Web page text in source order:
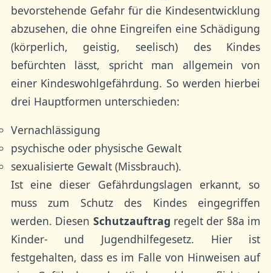
bevorstehende Gefahr für die Kindesentwicklung
abzusehen, die ohne Eingreifen eine Schädigung
(körperlich, geistig, seelisch) des Kindes
befürchten lässt, spricht man allgemein von
einer Kindeswohlgefährdung. So werden hierbei
drei Hauptformen unterschieden:
Vernachlässigung
psychische oder physische Gewalt
sexualisierte Gewalt (Missbrauch).
Ist eine dieser Gefährdungslagen erkannt, so
muss zum Schutz des Kindes eingegriffen
werden. Diesen Schutzauftrag regelt der §8a im
Kinder- und Jugendhilfegesetz. Hier ist
festgehalten, dass es im Falle von Hinweisen auf